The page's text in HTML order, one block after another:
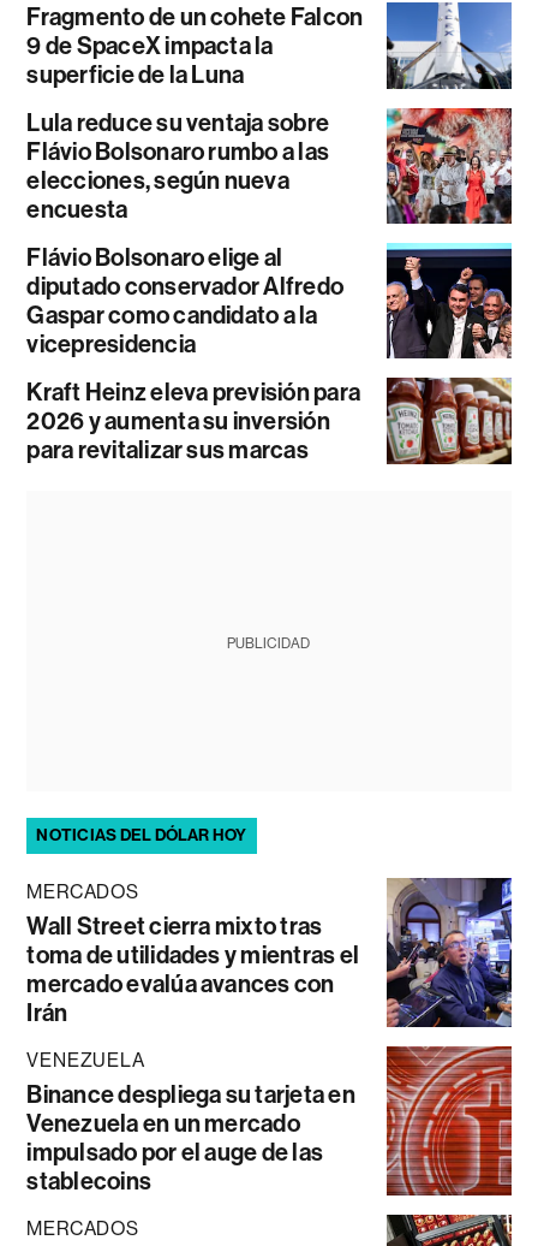
Fragmento de un cohete Falcon
9 de SpaceX impacta la
superficie de la Luna
Lula reduce su ventaja sobre
Flávio Bolsonaro rumbo a las
elecciones, según nueva
encuesta
Flávio Bolsonaro elige al
diputado conservador Alfredo
Gaspar como candidato a la
vicepresidencia
Kraft Heinz eleva previsión para
2026 y aumenta su inversión
para revitalizar sus marcas
PUBLICIDAD
NOTICIAS DEL DÓLAR HOY
MERCADOS
Wall Street cierra mixto tras
toma de utilidades y mientras el
mercado evalúa avances con
Irán
VENEZUELA
Binance despliega su tarjeta en
Venezuela en un mercado
impulsado por el auge de las
stablecoins
MERCADOS